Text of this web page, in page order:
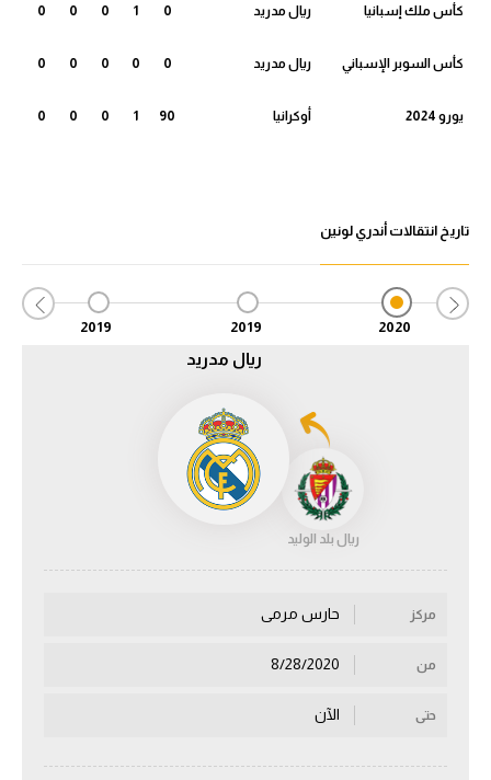
دوري أبطال أوروبا
كل البطولات
الكرة الإفريقية
منتخب مصر
سعودي في الجول
كأس ملك إسبانيا ريال مدريد 0
1
0
0
0
كأس السوبر الإسباني ريال مدريد 0
0
0
0
0
يورو 2024 أوكرانيا 90
1
0
0
0
تاريخ انتقالات أندري لونين
2020
2019
2019
ريال مدريد
ريال بلد الوليد
مركز حارس مرمى
من
حتى الآن